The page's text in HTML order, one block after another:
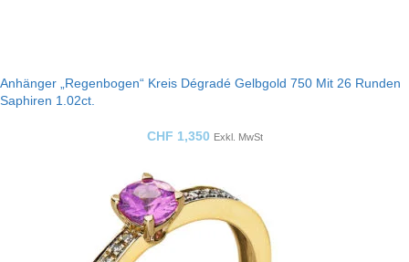
Anhänger „Regenbogen“ Kreis Dégradé Gelbgold 750 Mit 26 Runden
Saphiren 1.02ct.
CHF 1,350 Exkl. MwSt